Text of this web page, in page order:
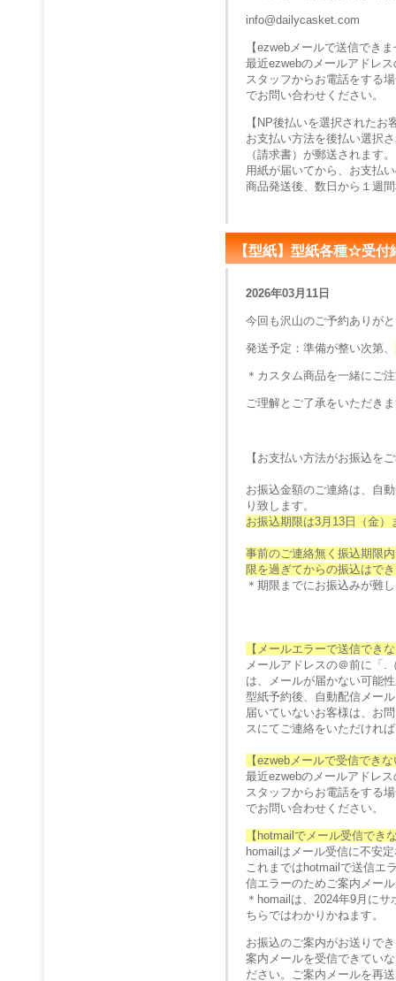
info@dailycasket.com
【ezwebメールで送信でき
最近ezwebのメールアドレ
スタッフからお電話をする
でお問い合わせください。
【NP後払いを選択されたお
お支払い方法を後払い選択
（請求書）が郵送されます。
用紙が届いてから、お支払
商品発送後、数日から１週
【型紙】型紙各種☆受付
2026年03月11日
今回も沢山のご予約ありが
発送予定： 準備が整い次第、
＊カスタム商品を一緒にご
ご理解とご了承をいただき
【お支払い方法がお振込を
お振込金額のご連絡は、自
り致します。
お振込期限は3月13日（金）
事前のご連絡無く振込期限
限を過ぎてからの振込はで
＊期限までにお振込みが難
【メールエラーで送信でき
メールアドレスの＠前に「.
は、メールが届かない可能
型紙予約後、自動配信メー
届いていないお客様は、お
スにてご連絡をいただけれ
【ezwebメールで受信でき
最近ezwebのメールアドレ
スタッフからお電話をする
でお問い合わせください。
【hotmailでメール受信でき
homailはメール受信に不安
これまではhotmailで送信エ
信エラーのためご案内メー
＊homailは、2024年9月に
ちらではわかりかねます。
お振込のご案内がお送りで
案内メールを受信できてい
ださい。ご案内メールを再